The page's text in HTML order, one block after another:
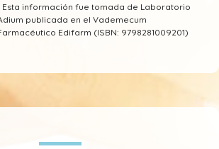
Esta información fue tomada de Laboratorio
publicada en el Vademecum
Edifarm (ISBN: 9798281009201)